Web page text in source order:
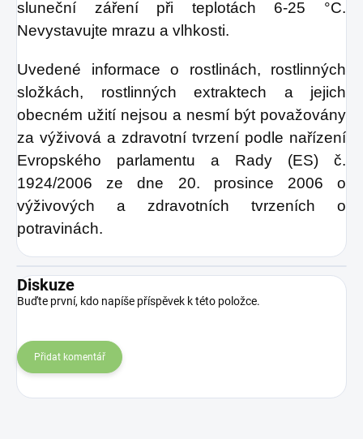
sluneční záření při teplotách 6-25 °C.
Nevystavujte mrazu a vlhkosti.
Uvedené informace o rostlinách, rostlinných
složkách, rostlinných extraktech a jejich
obecném užití nejsou a nesmí být považovány
za výživová a zdravotní tvrzení podle nařízení
Evropského parlamentu a Rady (ES) č.
1924/2006 ze dne 20. prosince 2006 o
výživových a zdravotních tvrzeních o
potravinách.
Diskuze
Buďte první, kdo napíše příspěvek k této položce.
Přidat komentář